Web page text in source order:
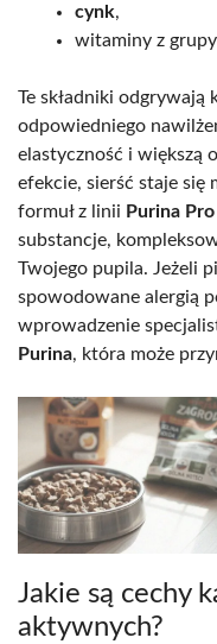
cynk,
witaminy z grupy
Te składniki
odpowiedniego
elastyczność i większą
efekcie, sierść staje się
formuł z linii Purina
substancje,
Twojego pupila. Jeżeli
spowodowane alergią
wprowadzenie
Purina, która może
Jakie są cechy
aktywnych?